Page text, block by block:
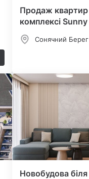
Продаж
комплексі
Сонячному Березі
Сонячний Берег
Новобудова